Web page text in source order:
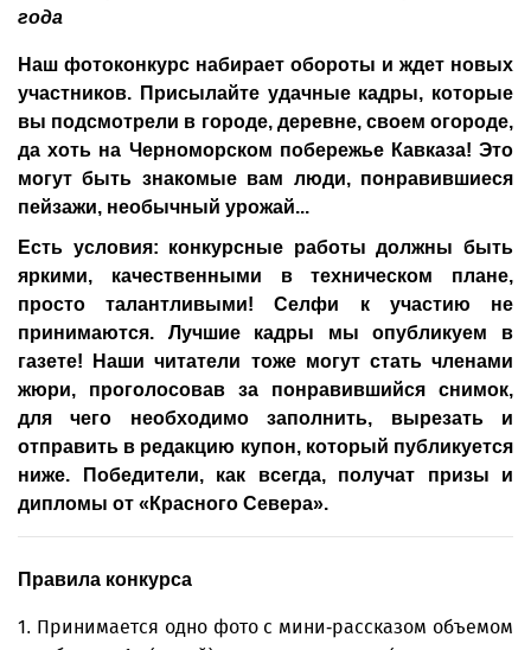
года
Наш фотоконкурс набирает обороты и ждет новых
участников. Присылайте удачные кадры, которые
вы подсмотрели в городе, деревне, своем огороде,
да хоть на Черноморском побережье Кавказа! Это
могут быть знакомые вам люди, понравившиеся
пейзажи, необычный урожай...
Есть условия: конкурсные работы должны быть
яркими, качественными в техническом плане,
просто талантливыми! Селфи к участию не
принимаются. Лучшие кад­ры мы опубликуем в
газете! Наши читатели тоже могут стать членами
жюри, проголосовав за понравившийся снимок,
для чего необходимо заполнить, вырезать и
отправить в редакцию купон, который публикуется
ниже. Победители, как всегда, получат призы и
дипломы от «Красного Севера».
Правила конкурса
1. Принимается одно фото с мини-рассказом объемом